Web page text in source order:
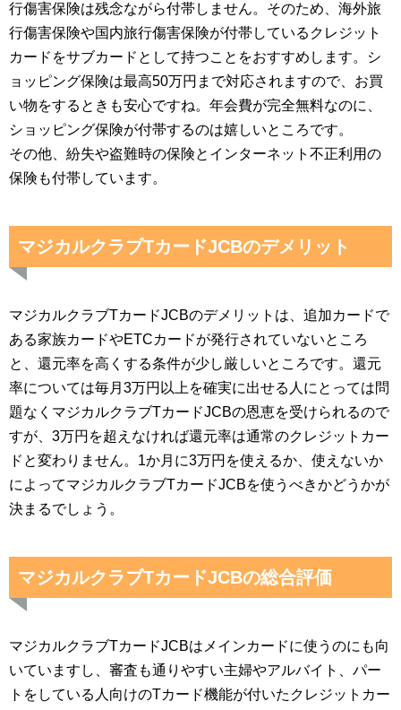
行傷害保険は残念ながら付帯しません。そのため、海外旅
行傷害保険や国内旅行傷害保険が付帯しているクレジット
カードをサブカードとして持つことをおすすめします。シ
ョッピング保険は最高50万円まで対応されますので、お買
い物をするときも安心ですね。年会費が完全無料なのに、
ショッピング保険が付帯するのは嬉しいところです。
その他、紛失や盗難時の保険とインターネット不正利用の
保険も付帯しています。
マジカルクラブTカードJCBのデメリット
マジカルクラブTカードJCBのデメリットは、追加カードで
ある家族カードやETCカードが発行されていないところ
と、還元率を高くする条件が少し厳しいところです。還元
率については毎月3万円以上を確実に出せる人にとっては問
題なくマジカルクラブTカードJCBの恩恵を受けられるので
すが、3万円を超えなければ還元率は通常のクレジットカー
ドと変わりません。1か月に3万円を使えるか、使えないか
によってマジカルクラブTカードJCBを使うべきかどうかが
決まるでしょう。
マジカルクラブTカードJCBの総合評価
マジカルクラブTカードJCBはメインカードに使うのにも向
いていますし、審査も通りやすい主婦やアルバイト、パー
トをしている人向けのTカード機能が付いたクレジットカー